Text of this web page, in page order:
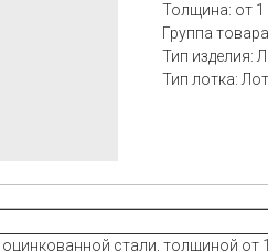
Толщина: от
Группа
Тип изделия:
Тип лотка:
стали, толщиной от